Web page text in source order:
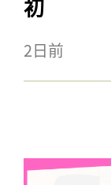
初
2日前